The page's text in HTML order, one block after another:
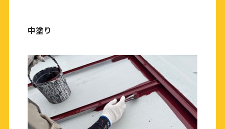
中塗り